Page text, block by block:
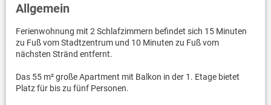
Allgemein
Ferienwohnung mit 2 Schlafzimmern befindet sich 15 Minuten
zu Fuß vom Stadtzentrum und 10 Minuten zu Fuß vom
nächsten Stränd entfernt.
Das 55 m² große Apartment mit Balkon in der 1. Etage bietet
Platz für bis zu fünf Personen.